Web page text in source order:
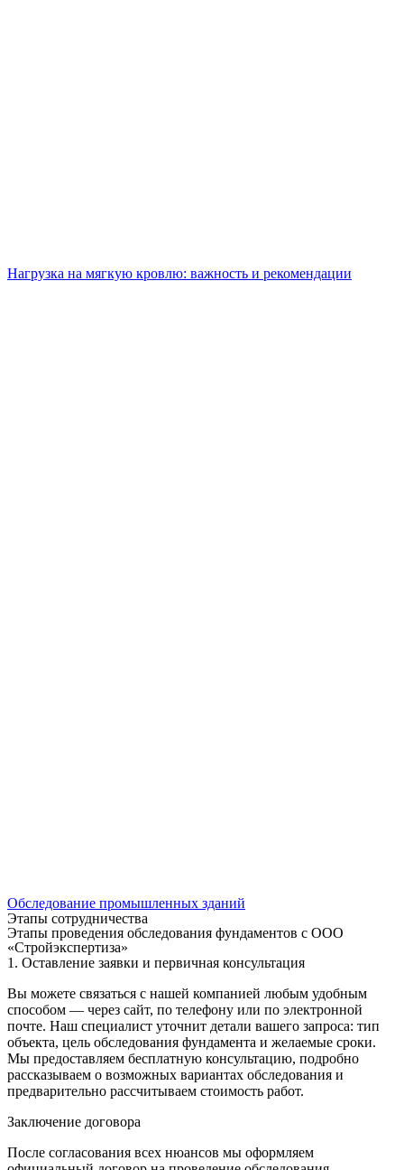
Нагрузка на мягкую кровлю: важность и рекомендации
Обследование промышленных зданий
Этапы сотрудничества
Этапы проведения обследования фундаментов с ООО
«Стройэкспертиза»
1. Оставление заявки и первичная консультация
Вы можете связаться с нашей компанией любым удобным
способом — через сайт, по телефону или по электронной
почте. Наш специалист уточнит детали вашего запроса: тип
объекта, цель обследования фундамента и желаемые сроки.
Мы предоставляем бесплатную консультацию, подробно
рассказываем о возможных вариантах обследования и
предварительно рассчитываем стоимость работ.
Заключение договора
После согласования всех нюансов мы оформляем